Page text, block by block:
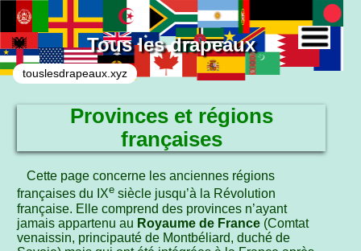
Tous les drapeaux
touslesdrapeaux.xyz
Provinces et régions
françaises
Cette page concerne les anciennes régions
françaises du IXe siècle jusqu’à la Révolution
française. Elle comprend des provinces n’ayant
jamais appartenu au Royaume de France (Comtat
venaissin, principauté de Montbéliard, duché de